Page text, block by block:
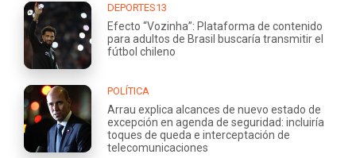
DEPORTES13
Efecto “Vozinha”: Plataforma de contenido
para adultos de Brasil buscaría transmitir el
fútbol chileno
POLÍTICA
Arrau explica alcances de nuevo estado de
excepción en agenda de seguridad: incluiría
toques de queda e interceptación de
telecomunicaciones